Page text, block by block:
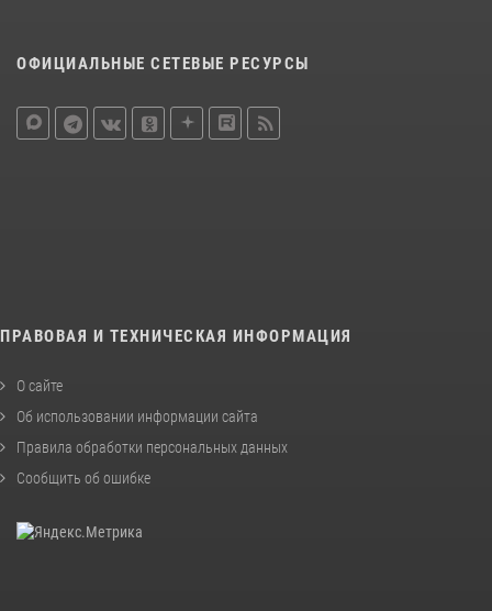
ОФИЦИАЛЬНЫЕ СЕТЕВЫЕ РЕСУРСЫ
ПРАВОВАЯ И ТЕХНИЧЕСКАЯ ИНФОРМАЦИЯ
О сайте
Об использовании информации сайта
Правила обработки персональных данных
Сообщить об ошибке